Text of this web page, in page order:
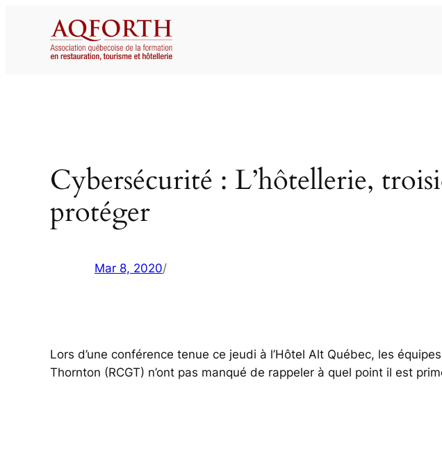
Cybersécurité : L’hôtellerie,
protéger
Mar 8, 2020/
Lors d’une conférence tenue ce jeudi à l’Hôtel Alt Québec, les
Thornton (RCGT) n’ont pas manqué de rappeler à quel point il est